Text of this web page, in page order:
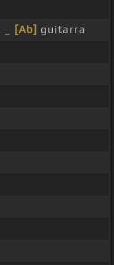
[Ab] guitarra